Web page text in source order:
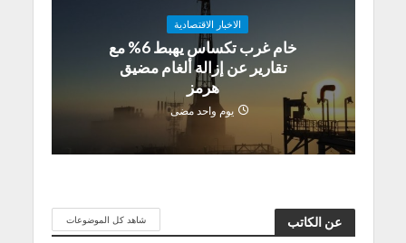
الاخبار الاقتصادية
خام غرب تكساس يهبط 6% مع
تقارير عن إزالة ألغام مضيق
هرمز
يوم واحد مضى
عن الكاتب شاهد كل الموضوعات